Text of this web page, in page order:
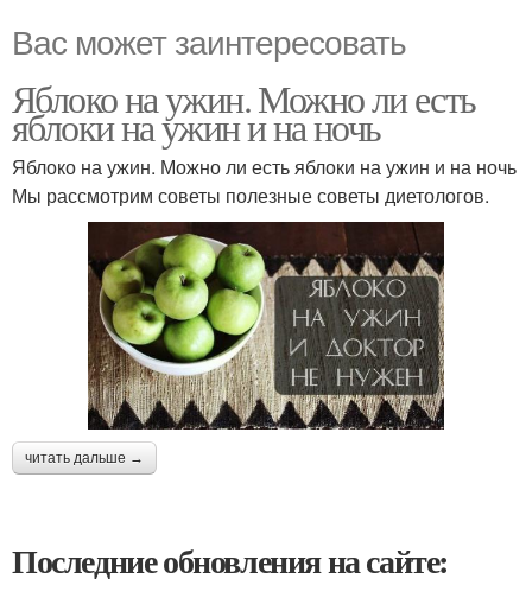
Вас может заинтересовать
Яблоко на ужин. Можно ли есть
яблоки на ужин и на ночь
Яблоко на ужин. Можно ли есть яблоки на ужин и на ночь
Мы рассмотрим советы полезные советы диетологов.
читать дальше →
Последние обновления на сайте: